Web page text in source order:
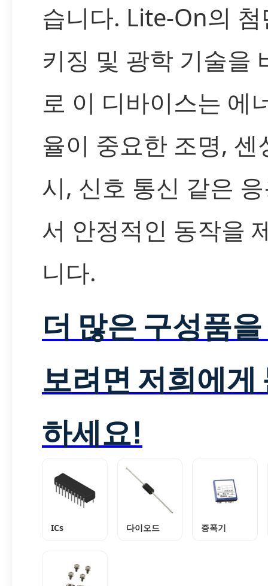
습니다. Lite-On의
키징 및 광학 기술을
로 이 디바이스는 에
율이 중요한 조명, 센
시, 신호 통신 같은
서 안정적인 동작을
니다.
더 많은 구성품
보려면 저희에게
하세요!
ICs 다이오드 증폭기